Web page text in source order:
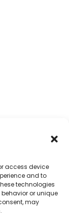
access device
and to
technologies
or unique
may